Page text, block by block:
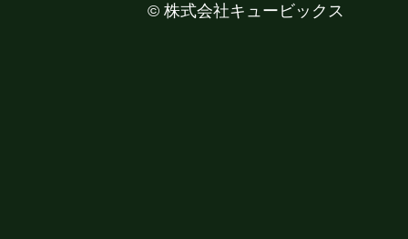
© 株式会社キュービックス